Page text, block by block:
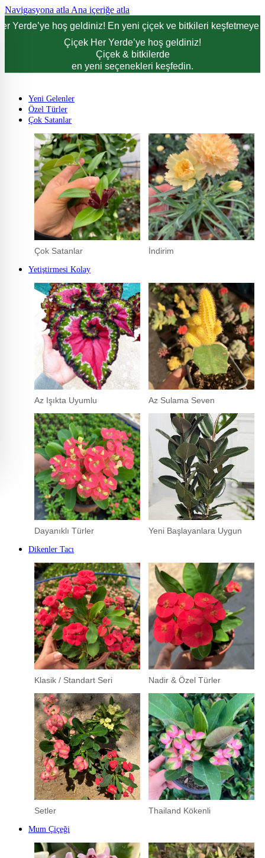
Navigasyona atla Ana içeriğe atla
Yerde’ye hoş geldiniz! En yeni çiçek ve bitkileri keşfetmeye
Çiçek Her Yerde’ye hoş geldiniz!
Çiçek & bitkilerde
en yeni seçenekleri keşfedin.
Yeni Gelenler
Özel Türler
Çok Satanlar
Çok Satanlar İndirim
Yetiştirmesi Kolay
Az Işıkta Uyumlu Az Sulama Seven
Dayanıklı Türler Yeni Başlayanlara Uygun
Dikenler Tacı
Klasik / Standart Seri Nadir & Özel Türler
Setler Thailand Kökenli
Mum Çiçeği